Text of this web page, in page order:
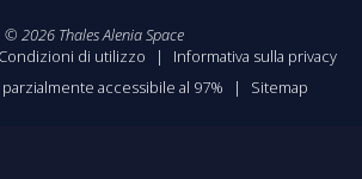
© 2026 Thales Alenia Space
Condizioni di utilizzo
Informativa sulla privacy
accessibile al 97%
Sitemap